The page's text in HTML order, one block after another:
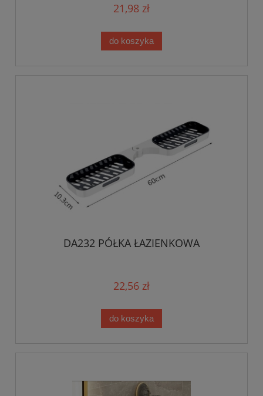
21,98 zł
do koszyka
DA232 PÓŁKA ŁAZIENKOWA
22,56 zł
do koszyka